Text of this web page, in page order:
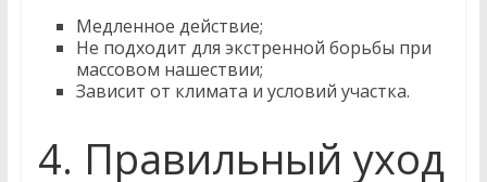
Медленное действие;
Не подходит для экстренной борьбы при
массовом нашествии;
Зависит от климата и условий участка.
4. Правильный уход